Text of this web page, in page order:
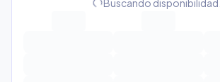
Buscando disponibilidad…